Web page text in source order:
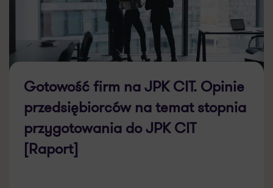
Gotowość firm na JPK CIT. Opinie
przedsiębiorców na temat stopnia
przygotowania do JPK CIT
[Raport]